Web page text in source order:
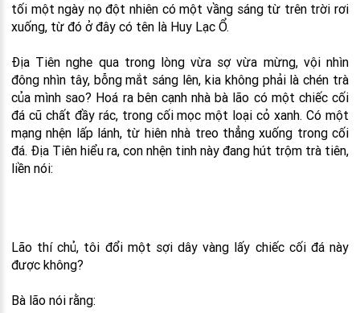
tối một ngày nọ đột nhiên có một vầng sáng từ trên trời rơi
xuống, từ đó ở đây có tên là Huy Lạc Ổ.
Địa Tiên nghe qua trong lòng vừa sợ vừa mừng, vội nhìn
đông nhìn tây, bỗng mắt sáng lên, kia không phải là chén trà
của mình sao? Hoá ra bên cạnh nhà bà lão có một chiếc cối
đá cũ chất đầy rác, trong cối mọc một loại cỏ xanh. Có một
mạng nhện lấp lánh, từ hiên nhà treo thẳng xuống trong cối
đá. Địa Tiên hiểu ra, con nhện tinh này đang hút trộm trà tiên,
liền nói:
Lão thí chủ, tôi đổi một sợi dây vàng lấy chiếc cối đá này
được không?
Bà lão nói rằng: